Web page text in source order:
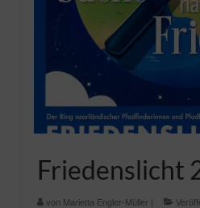
Friedenslicht
von Marietta Engler-Müller |